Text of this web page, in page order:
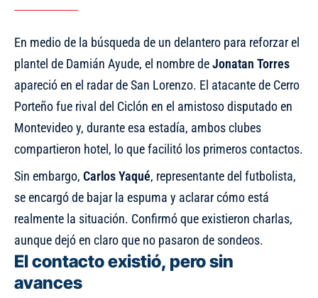
En medio de la búsqueda de un delantero para reforzar el
plantel de Damián Ayude, el nombre deJonatan Torres
apareció en el radar de San Lorenzo. El atacante de Cerro
Porteño fue rival del Ciclón en el amistoso disputado en
Montevideo y, durante esa estadía, ambos clubes
compartieron hotel, lo que facilitó los primeros contactos.
Sin embargo, Carlos Yaqué, representante del futbolista,
se encargó de bajar la espuma y aclarar cómo está
realmente la situación. Confirmó que existieron charlas,
aunque dejó en claro que no pasaron de sondeos.
El contacto existió, pero sin
avances